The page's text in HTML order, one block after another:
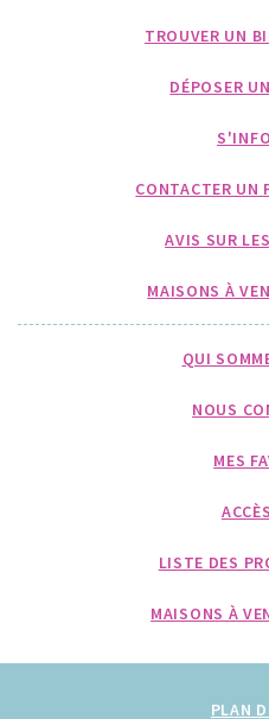
TROUVER UN
DÉPOSER
CONTACTER UN
AVIS SUR
MAISONS À
QUI
NOUS
MES
LISTE DES
MAISONS À
PLAN